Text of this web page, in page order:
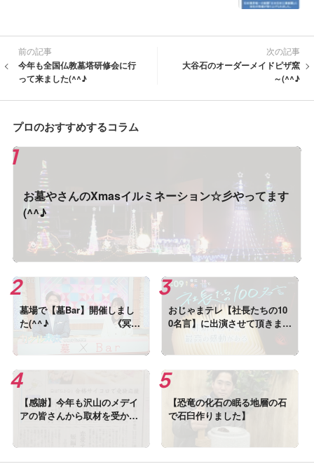
前の記事
今年も全国仏教墓塔研修会に行
って来ました(^^♪
次の記事
大谷石のオーダーメイドピザ窯
～(^^♪
プロのおすすめするコラム
お墓やさんのXmasイルミネーション☆彡やってます
(^^♪
墓場で【墓Bar】開催しまし
た(^^♪ 《冥界
と現世のあいだにあるバー》
おじゃまテレ【社長たちの10
0名言】に出演させて頂きまし
【感謝】今年も沢山のメデイ
アの皆さんから取材を受かま
【恐竜の化石の眠る地層の石
で石臼作りました】